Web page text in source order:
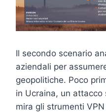
Il secondo scenario
aziendali per
geopolitiche. Poco
in Ucraina, un
mira gli strumenti